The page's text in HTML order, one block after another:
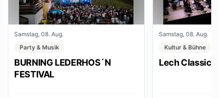
Samstag, 08. Aug.
Party & Musik
BURNING LEDERHOS´N
FESTIVAL
Samstag, 08. Aug.
Kultur & Bühne
Lech Classic